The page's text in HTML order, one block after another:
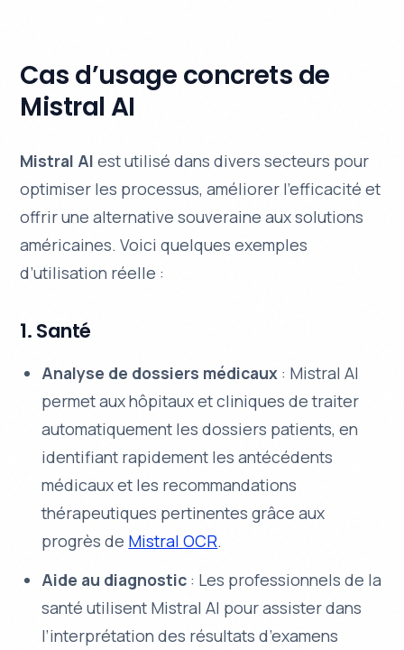
Cas d’usage concrets de
Mistral AI
Mistral AI est utilisé dans divers secteurs pour
optimiser les processus, améliorer l’efficacité et
offrir une alternative souveraine aux solutions
américaines. Voici quelques exemples
d’utilisation réelle :
1. Santé
Analyse de dossiers médicaux : Mistral AI
permet aux hôpitaux et cliniques de traiter
automatiquement les dossiers patients, en
identifiant rapidement les antécédents
médicaux et les recommandations
thérapeutiques pertinentes grâce aux
progrès de Mistral OCR.
Aide au diagnostic : Les professionnels de la
santé utilisent Mistral AI pour assister dans
l’interprétation des résultats d’examens